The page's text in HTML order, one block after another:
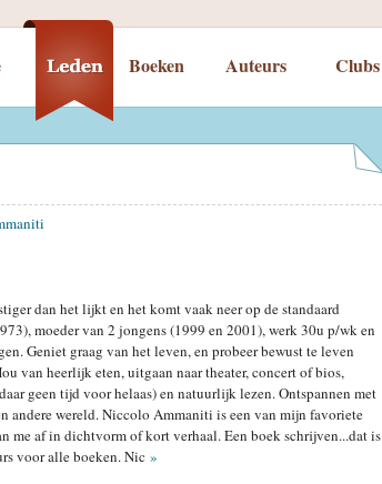
Boeken Auteurs Clubs
dan het lijkt en het komt vaak neer op de standaard
moeder van 2 jongens (1999 en 2001), werk 30u p/wk en
Geniet graag van het leven, en probeer bewust te leven
van heerlijk eten, uitgaan naar theater, concert of bios,
geen tijd voor helaas) en natuurlijk lezen. Ontspannen met
andere wereld. Niccolo Ammaniti is een van mijn favoriete
me af in dichtvorm of kort verhaal. Een boek schrijven...dat is
voor alle boeken. Nic »